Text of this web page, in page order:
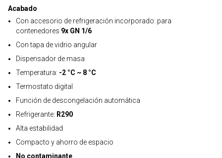
Acabado
Con accesorio de refrigeración incorporado: para
contenedores 9x GN 1/6
Con tapa de vidrio angular
Dispensador de masa
Temperatura: -2 °C ~ 8 °C
Termostato digital
Función de descongelación automática
Refrigerante: R290
Alta estabilidad
Compacto y ahorro de espacio
No contaminante